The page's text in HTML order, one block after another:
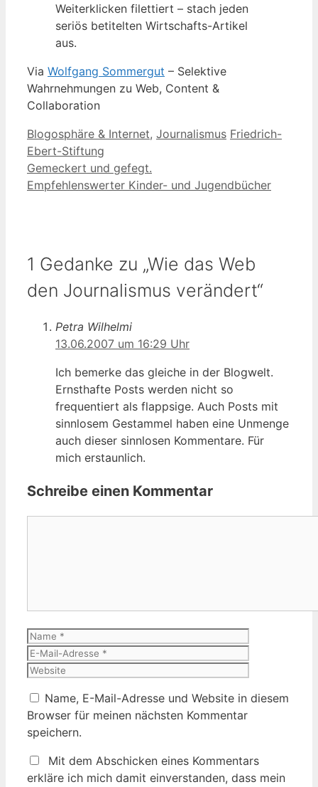
Weiterklicken filettiert – stach jeden
seriös betitelten Wirtschafts-Artikel
aus.
Via Wolfgang Sommergut – Selektive
Wahrnehmungen zu Web, Content &
Collaboration
Kategorien
Blogosphäre & Internet, Journalismus Schlagwörter
Friedrich-
Ebert-Stiftung
Gemeckert und gefegt.
Empfehlenswerter Kinder- und Jugendbücher
1 Gedanke zu „Wie das Web
den Journalismus verändert“
Petra Wilhelmi
13.06.2007 um 16:29 Uhr
Ich bemerke das gleiche in der Blogwelt.
Ernsthafte Posts werden nicht so
frequentiert als flappsige. Auch Posts mit
sinnlosem Gestammel haben eine Unmenge
auch dieser sinnlosen Kommentare. Für
mich erstaunlich.
Schreibe einen Kommentar
Name
Name, E-Mail-Adresse und Website in diesem
Browser für meinen nächsten Kommentar
speichern.
Mit dem Abschicken eines Kommentars
erkläre ich mich damit einverstanden, dass mein